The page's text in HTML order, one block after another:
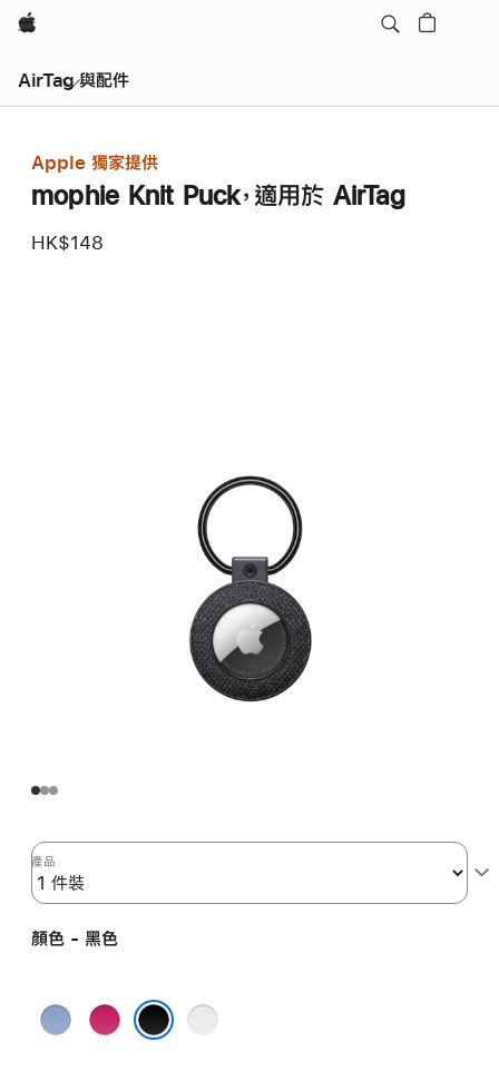
Apple
AirTag 與配件
Apple 獨家提供
mophie Knit Puck，適用於 AirTag
HK$148
產品
顏色 - 黑色
藍
粉
灰